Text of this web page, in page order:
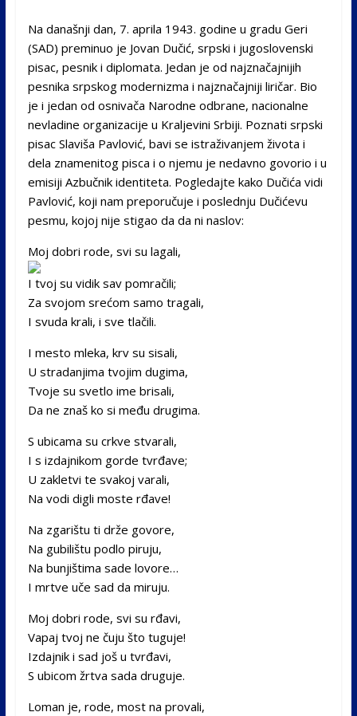
Na današnji dan, 7. aprila 1943. godine u gradu Geri
(SAD) preminuo je Jovan Dučić, srpski i jugoslovenski
pisac, pesnik i diplomata. Jedan je od najznačajnijih
pesnika srpskog modernizma i najznačajniji liričar. Bio
je i jedan od osnivača Narodne odbrane, nacionalne
nevladine organizacije u Kraljevini Srbiji. Poznati srpski
pisac Slaviša Pavlović, bavi se istraživanjem života i
dela znamenitog pisca i o njemu je nedavno govorio i u
emisiji Azbučnik identiteta. Pogledajte kako Dučića vidi
Pavlović, koji nam preporučuje i poslednju Dučićevu
pesmu, kojoj nije stigao da da ni naslov:
Moj dobri rode, svi su lagali,
I tvoj su vidik sav pomračili;
Za svojom srećom samo tragali,
I svuda krali, i sve tlačili.
I mesto mleka, krv su sisali,
U stradanjima tvojim dugima,
Tvoje su svetlo ime brisali,
Da ne znaš ko si među drugima.
S ubicama su crkve stvarali,
I s izdajnikom gorde tvrđave;
U zakletvi te svakoj varali,
Na vodi digli moste rđave!
Na zgarištu ti drže govore,
Na gubilištu podlo piruju,
Na bunjištima sade lovore…
I mrtve uče sad da miruju.
Moj dobri rode, svi su rđavi,
Vapaj tvoj ne čuju što tuguje!
Izdajnik i sad još u tvrđavi,
S ubicom žrtva sada druguje.
Loman je, rode, most na provali,